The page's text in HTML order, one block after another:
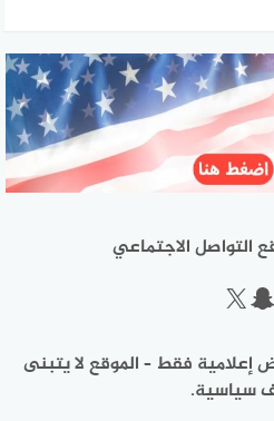
التواصل الاجتماعي
سناب شات
إكس
إعلامية فقط – الموقع لا يتبنى
سياسية.